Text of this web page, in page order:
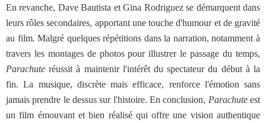
En revanche, Dave Bautista et Gina Rodriguez se démarquent dans
leurs rôles secondaires, apportant une touche d'humour et de gravité
au film. Malgré quelques répétitions dans la narration, notamment à
travers les montages de photos pour illustrer le passage du temps,
Parachute réussit à maintenir l'intérêt du spectateur du début à la
fin. La musique, discrète mais efficace, renforce l'émotion sans
jamais prendre le dessus sur l'histoire. En conclusion, Parachuteest
un film émouvant et bien réalisé qui offre une vision authentique